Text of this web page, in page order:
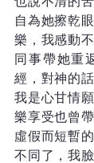
自為她擦乾
樂，我感動
同事帶她重
經，對神的
我是心甘情
樂享受也曾
虛假而短暫
不同了，我